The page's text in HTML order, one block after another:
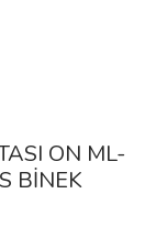
ON ML-
BİNEK